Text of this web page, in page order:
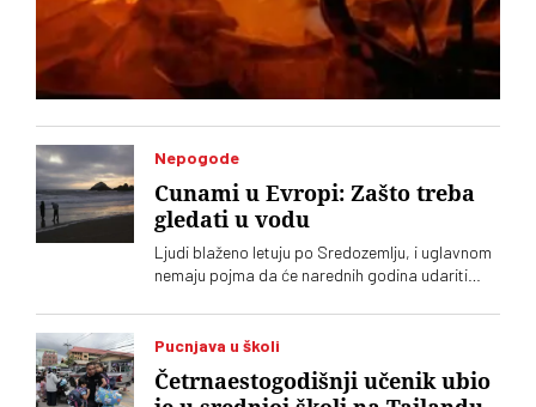
Nepogode
Cunami u Evropi: Zašto treba
gledati u vodu
Ljudi blaženo letuju po Sredozemlju, i uglavnom
nemaju pojma da će narednih godina udariti
životom
Pucnjava u školi
Četrnaestogodišnji učenik ubio